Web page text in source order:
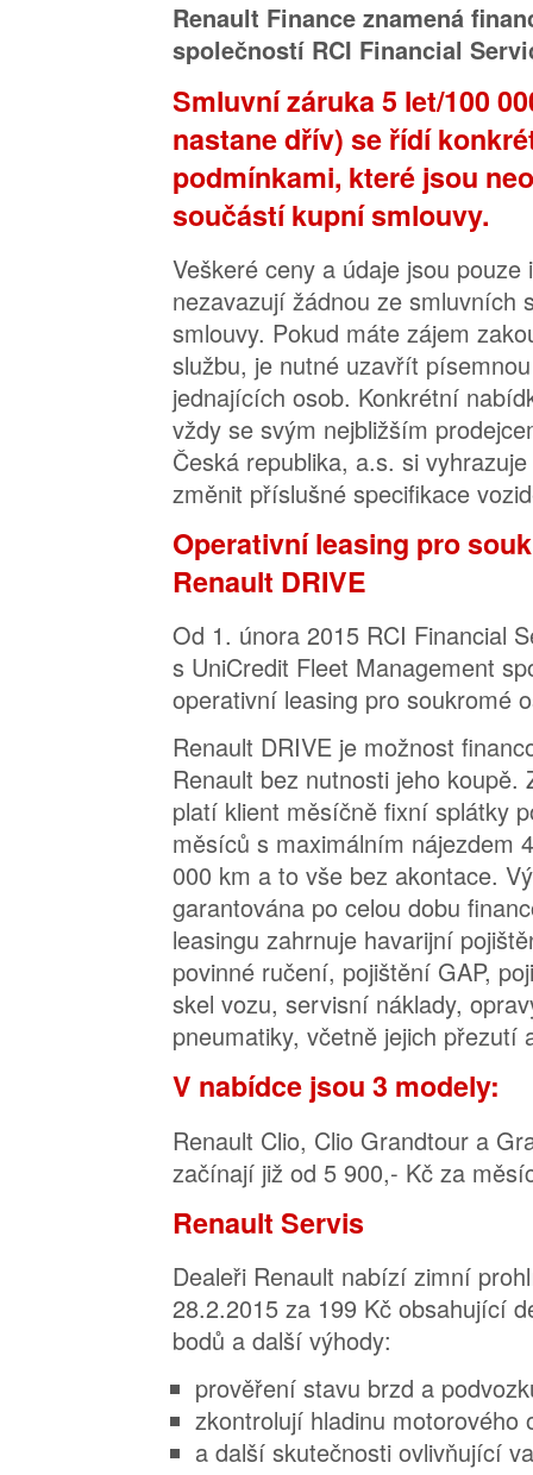
Renault Finance znamená
společností RCI Financial
Smluvní záruka 5 let/100
nastane dřív) se řídí
podmínkami, které jsou
součástí kupní smlouvy.
Veškeré ceny a údaje jsou
nezavazují žádnou ze smluvních
smlouvy. Pokud máte zájem
službu, je nutné uzavřít
jednajících osob. Konkrétní
vždy se svým nejbližším
Česká republika, a.s. si
změnit příslušné specifikace
Operativní leasing pro
Renault DRIVE
Od 1. února 2015 RCI Financial
s UniCredit Fleet Management
operativní leasing pro soukromé
Renault DRIVE je možnost
Renault bez nutnosti jeho koupě.
platí klient měsíčně fixní splátky
měsíců s maximálním nájezdem
000 km a to vše bez akontace.
garantována po celou dobu
leasingu zahrnuje havarijní
povinné ručení, pojištění GAP,
skel vozu, servisní náklady,
pneumatiky, včetně jejich přezutí
V nabídce jsou 3 modely:
Renault Clio, Clio Grandtour a
začínají již od 5 900,- Kč za
Renault Servis
Dealeři Renault nabízí zimní
28.2.2015 za 199 Kč obsahující
bodů a další výhody:
prověření stavu brzd a
zkontrolují hladinu motorového
a další skutečnosti ovlivňující